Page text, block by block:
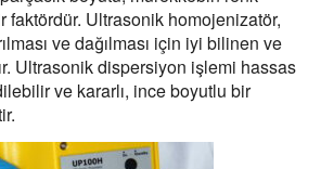
faktördür. Ultrasonik homojenizatör,
ve dağılması için iyi bilinen ve
Ultrasonik dispersiyon işlemi hassas
ve kararlı, ince boyutlu bir